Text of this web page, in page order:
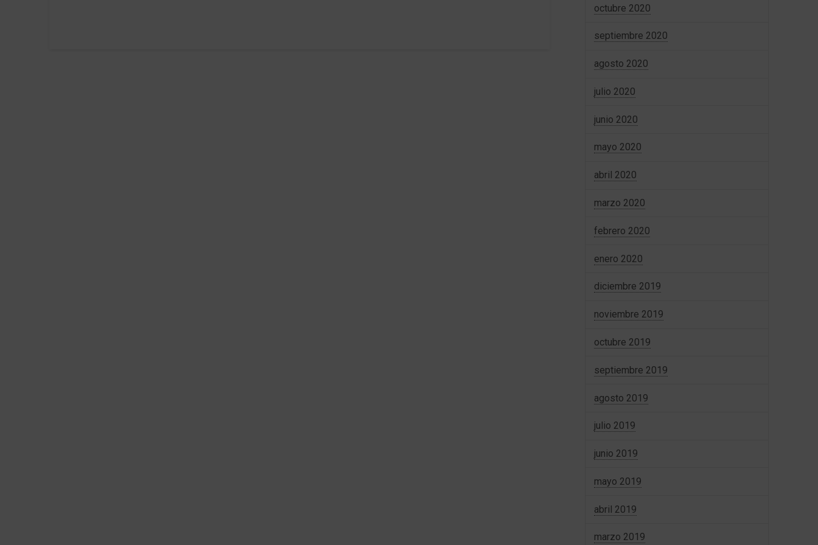
octubre 2020
septiembre 2020
agosto 2020
julio 2020
junio 2020
mayo 2020
abril 2020
marzo 2020
febrero 2020
enero 2020
diciembre 2019
noviembre 2019
octubre 2019
septiembre 2019
agosto 2019
julio 2019
junio 2019
mayo 2019
abril 2019
marzo 2019